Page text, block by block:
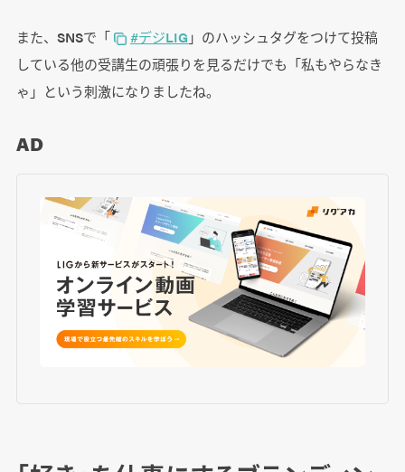
また、SNSで「 #デジLIG 」のハッシュタグをつけて投稿
している他の受講生の頑張りを見るだけでも「私もやらなき
ゃ」という刺激になりましたね。
AD